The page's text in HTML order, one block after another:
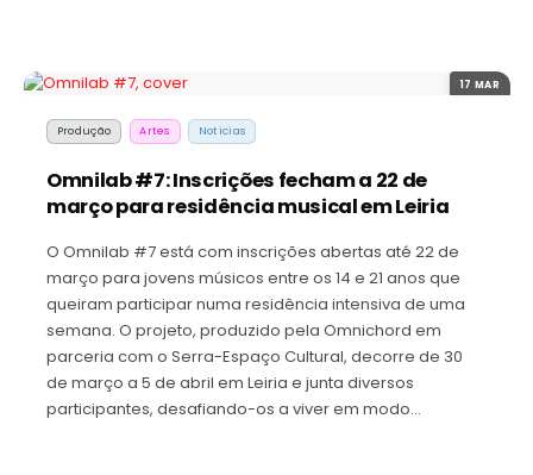
17 MAR
Produção Artes Noticias
Omnilab #7: Inscrições fecham a 22 de
março para residência musical em Leiria
O Omnilab #7 está com inscrições abertas até 22 de
março para jovens músicos entre os 14 e 21 anos que
queiram participar numa residência intensiva de uma
semana. O projeto, produzido pela Omnichord em
parceria com o Serra-Espaço Cultural, decorre de 30
de março a 5 de abril em Leiria e junta diversos
participantes, desafiando-os a viver em modo…